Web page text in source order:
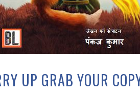
UP GRAB YOUR